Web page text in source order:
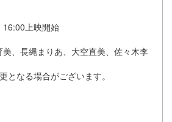
上映開始
、長縄まりあ、大空直美、佐々木李
となる場合がございます。